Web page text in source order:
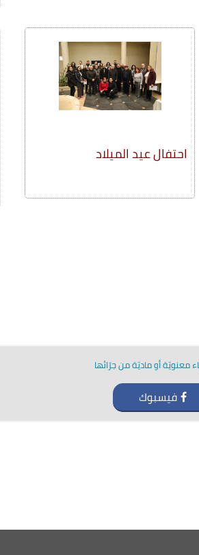
احتفال عيد الميلاد
معنويّة أو ماديّة من جرّائها
فيسبوك